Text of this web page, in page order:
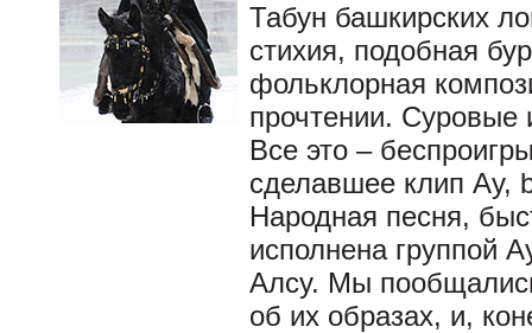
Табун башкирских
стихия, подобная
фольклорная
прочтении.
Все это –
сделавшее клип Ay,
Народная песня,
исполнена группой
Алсу. Мы
об их образах, и,